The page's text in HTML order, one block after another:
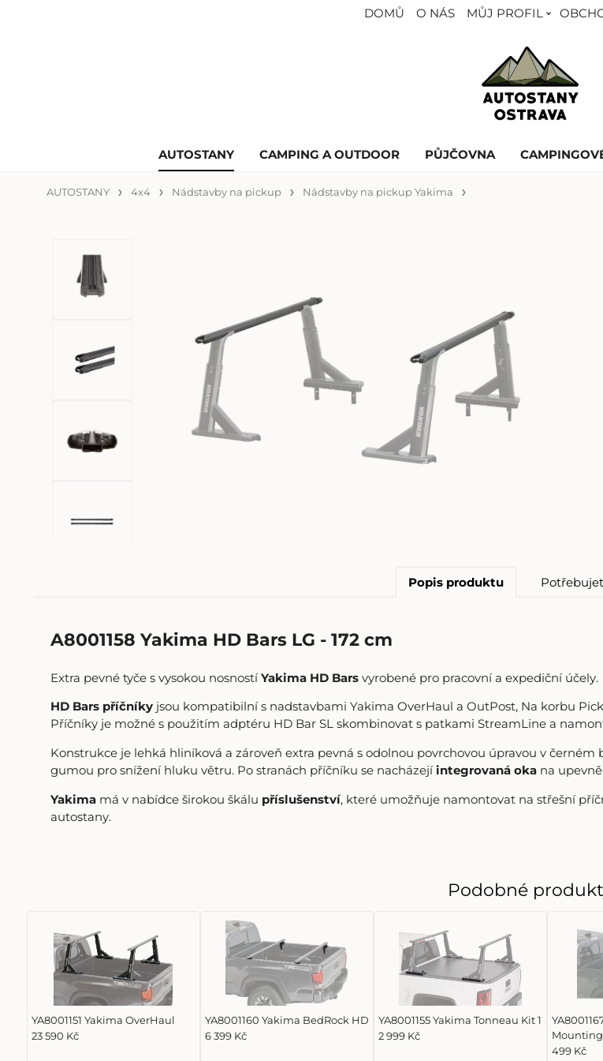
DOMŮ O NÁS MŮJ PROFIL
AUTOSTANY CAMPING A OUTDOOR PŮJČOVNA
AUTOSTANY 4x4 Nádstavby na pickup Nádstavby na pickup Yakima
Popis produktu
A8001158 Yakima HD Bars LG - 172 cm
Extra pevné tyče s vysokou nosnostíYakima HD Barsvyrobené pro pracovní a expediční účely.
HD Bars příčníky jsou kompatibilní s nadstavbami Yakima OverHaul a OutPost, Na korbu
Příčníky je možné s použitím adptéru HD Bar SL skombinovat s patkami StreamLine a
Konstrukce je lehká hliníková a zároveň extra pevná s odolnou povrchovou úpravou v černém
gumou pro snížení hluku větru. Po stranách příčníku se nacházejíintegrovaná okana
Yakimamá v nabídce širokou škálu příslušenství, které umožňuje namontovat na střešní
autostany.
Podobné
YA8001151 Yakima OverHaul
23 590 Kč
YA8001160 Yakima BedRock HD
6 399 Kč
YA8001155 Yakima Tonneau Kit 1
2 999 Kč
499 Kč